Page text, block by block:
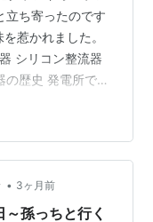
立ち寄ったのです
惹かれました。
シリコン整流器
歴史 発電所で発
の機器が必要で
回転変流器 ▶ そ
▶ そして、電力損
いきます。 回転
可動部が多く、頻
• 3ヶ月前
孫っちと行く